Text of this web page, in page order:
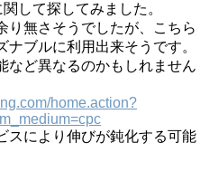
して探してみました。
り無さそうでしたが、こちら
ブルに利用出来そうです。
など異なるのかもしれません
home.action?
スにより伸びが鈍化する可能